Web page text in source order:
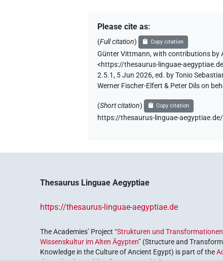
Please cite as:
(Full citation) Copy citation
Günter Vittmann,with contributions by
<https://thesaurus-linguae-
2.5.1, 5 Jun 2026, ed. by Tonio
Werner Fischer-Elfert & Peter Dils on
(Short citation) Copy citation
https://thesaurus-linguae-
Thesaurus Linguae Aegyptiae
https://thesaurus-linguae-aegyptiae.de
The Academies’ Project“Strukturen und
Wissenskultur im Alten Ägypten” (Structure and
Knowledge in the Culture of Ancient Egypt) is part of the